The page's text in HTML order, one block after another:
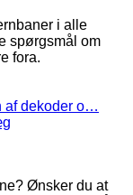
i alle
spørgsmål om
fora.
af dekoder o…
Ønsker du at